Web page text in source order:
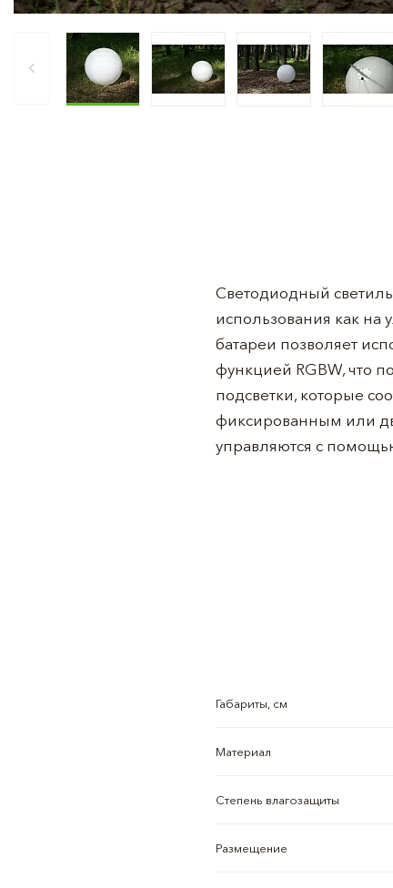
Светодиодный
использования как
батареи позволяет
функцией RGBW, что
подсветки, которые
фиксированным или
управляются с
Габариты, см
Материал
Степень влагозащиты
Размещение